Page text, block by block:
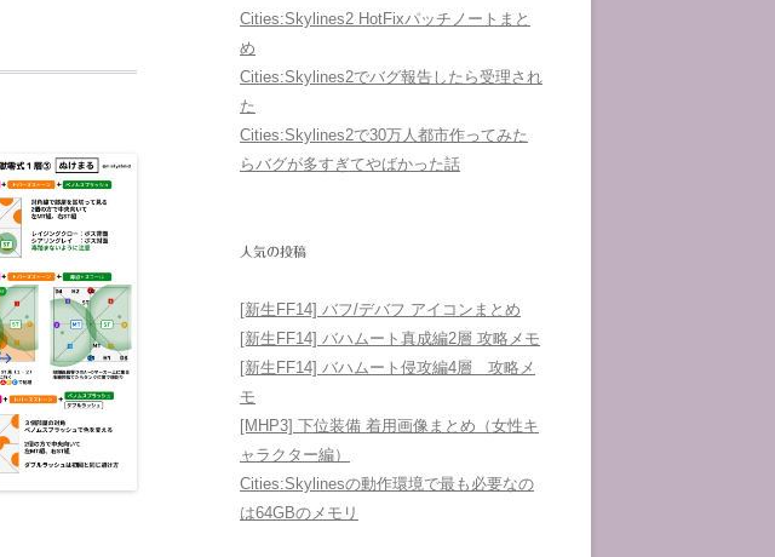
Cities:Skylines2 HotFixパッチノートまと
め
Cities:Skylines2でバグ報告したら受理され
た
Cities:Skylines2で30万人都市作ってみた
らバグが多すぎてやばかった話
人気の投稿
[新生FF14] バフ/デバフ アイコンまとめ
[新生FF14] バハムート真成編2層 攻略メモ
[新生FF14] バハムート侵攻編4層 攻略メ
モ
[MHP3] 下位装備 着用画像まとめ（女性キ
ャラクター編）
Cities:Skylinesの動作環境で最も必要なの
は64GBのメモリ